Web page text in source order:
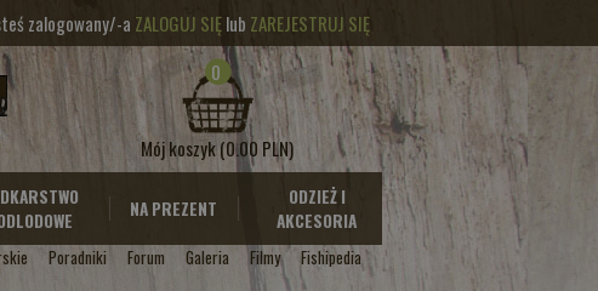
zalogowany/-a ZALOGUJ SIĘlub ZAREJESTRUJ SIĘ
0
Mój koszyk(0.00 PLN)
NA PREZENT
ODZIEŻ I
AKCESORIA
Poradniki Forum Galeria Filmy
Fishipedia